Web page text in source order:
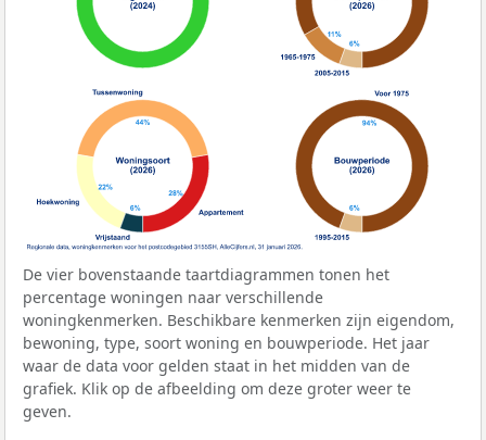
De vier bovenstaande taartdiagrammen tonen het
percentage woningen naar verschillende
woningkenmerken. Beschikbare kenmerken zijn eigendom,
bewoning, type, soort woning en bouwperiode. Het jaar
waar de data voor gelden staat in het midden van de
grafiek. Klik op de afbeelding om deze groter weer te
geven.